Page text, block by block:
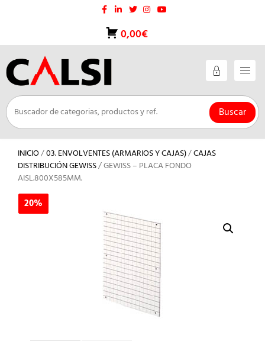
0,00€
Buscar
INICIO/03. ENVOLVENTES (ARMARIOS Y CAJAS)/CAJAS
DISTRIBUCIÓN GEWISS/ GEWISS – PLACA FONDO
AISL.800X585MM.
20%
20%